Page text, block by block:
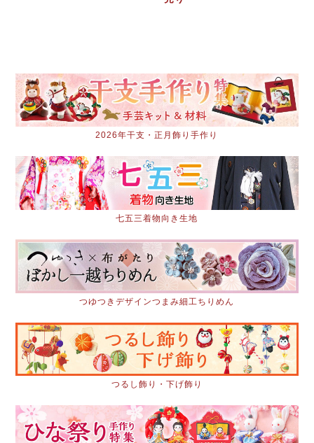
2026年干支・正月飾り手作り
七五三着物向き生地
つゆつきデザインつまみ細工ちりめん
つるし飾り・下げ飾り